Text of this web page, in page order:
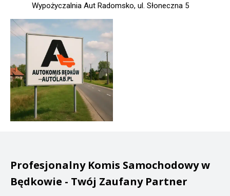
Wypożyczalnia Aut Radomsko, ul. Słoneczna 5
Profesjonalny Komis Samochodowy w
Będkowie - Twój Zaufany Partner